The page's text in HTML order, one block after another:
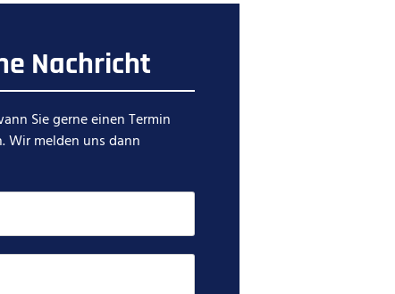
Nachricht
Sie gerne einen Termin
Wir melden uns dann